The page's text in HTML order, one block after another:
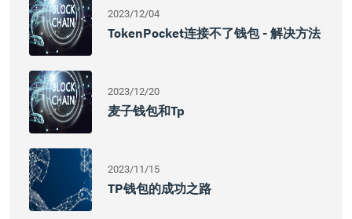
2023/12/04
TokenPocket连接不了钱包 - 解决方法
2023/12/20
麦子钱包和tp
2023/11/15
TP钱包的成功之路